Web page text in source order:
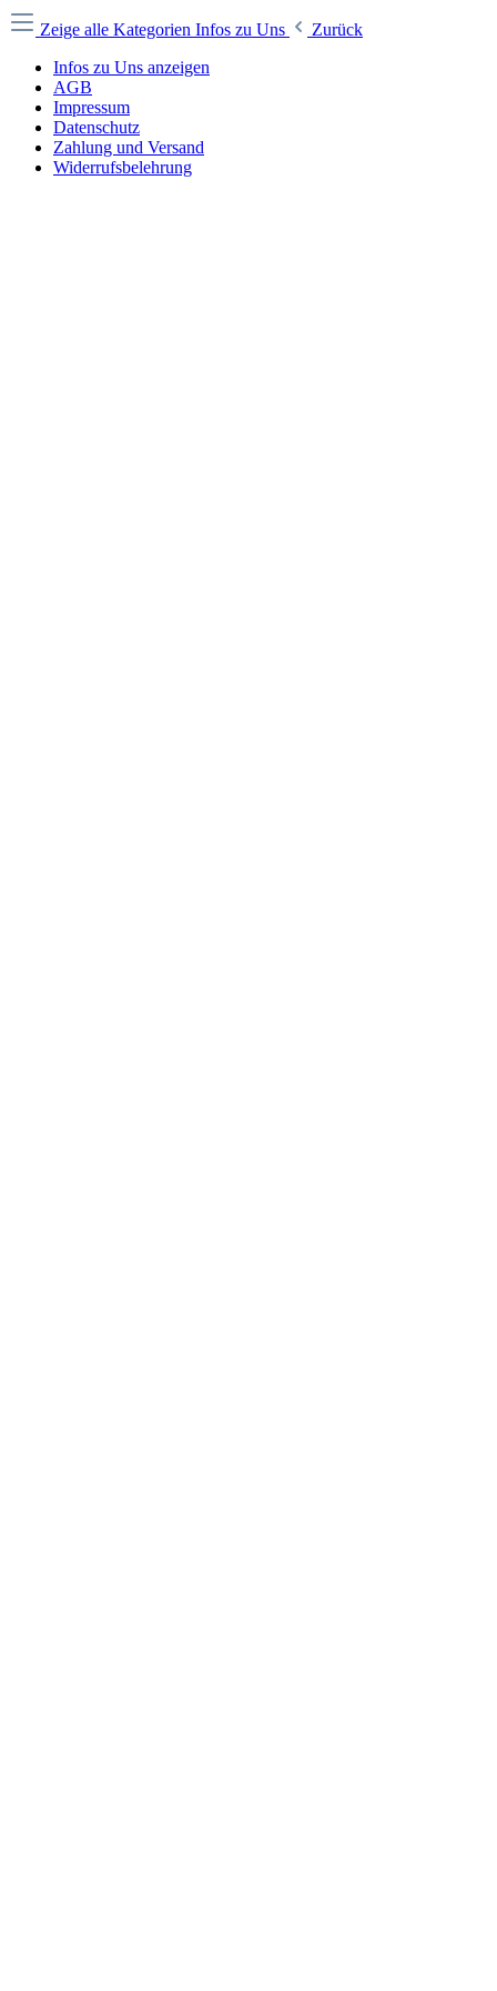
Zeige alle Kategorien Infos zu Uns
Zurück
Infos zu Uns anzeigen
AGB
Impressum
Datenschutz
Zahlung und Versand
Widerrufsbelehrung